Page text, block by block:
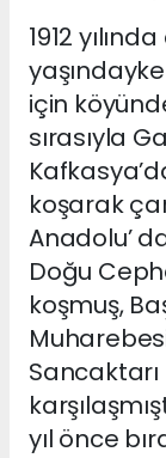
1912
için
sırasıyla
koşarak
Anadolu’
Doğu
koşmuş,
yıl önce